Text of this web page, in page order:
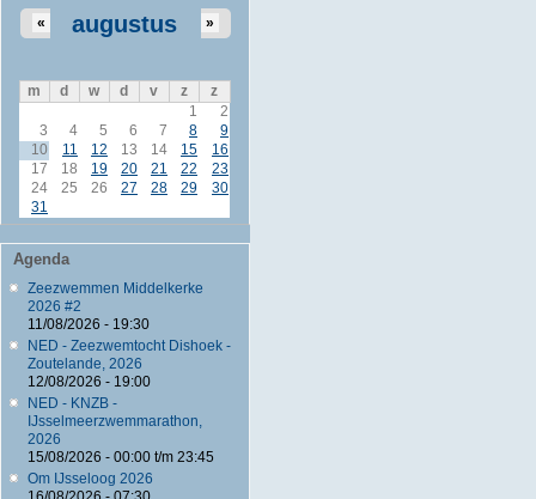
augustus
« »
m d w d v z
z
1
2
3
4 5 6 7 8
9
10
11 12 13 14 15
16
17
18 19 20 21 22
23
24
25 26 27 28 29
30
31
Agenda
Zeezwemmen Middelkerke
2026 #2
11/08/2026 - 19:30
NED - Zeezwemtocht Dishoek -
Zoutelande, 2026
12/08/2026 - 19:00
NED - KNZB -
IJsselmeerzwemmarathon,
2026
15/08/2026 - 00:00t/m 23:45
Om IJsseloog 2026